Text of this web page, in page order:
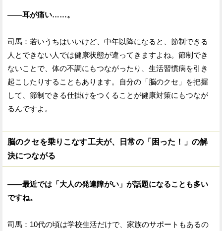
——耳が痛い……。
司馬：若いうちはいいけど、中年以降になると、節制できる
人とできない人では健康状態が違ってきますよね。節制でき
ないことで、体の不調にもつながったり、生活習慣病を引き
起こしたりすることもあります。自分の「脳のクセ」を把握
して、節制できる仕掛けをつくることが健康対策にもつなが
るんですよ。
脳のクセを乗りこなす工夫が、日常の「困った！」の解
決につながる
——最近では「大人の発達障がい」が話題になることも多い
ですね。
司馬：10代の頃は学校生活だけで、家族のサポートもあるの